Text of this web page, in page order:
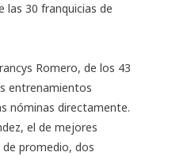
las 30 franquicias de
Romero, de los 43
entrenamientos
nóminas directamente.
el de mejores
promedio, dos